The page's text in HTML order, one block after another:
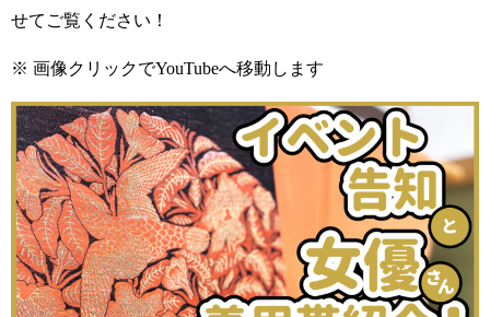
せてご覧ください！
※ 画像クリックでYouTubeへ移動します